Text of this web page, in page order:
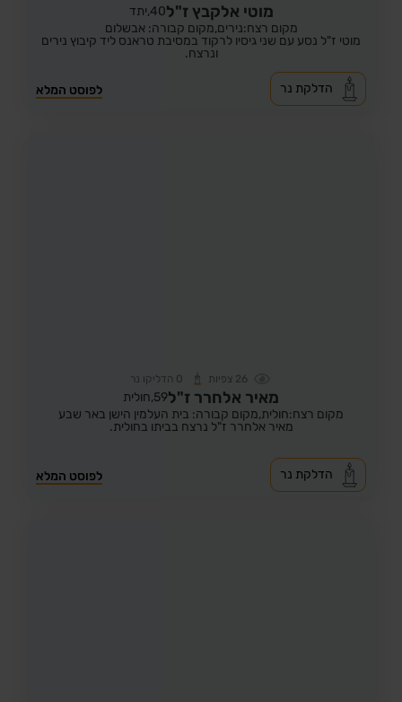
מוטי אלקבץ ז"ל40, יתד
מקום רצח:נירים,מקום קבורה: אבשלום
מוטי ז"ל נסע עם שני גיסיו לרקוד במסיבת טראנס ליד קיבוץ נירים
ונרצח.
לפוסט המלא הדלקת נר
26 צפיות 0 הדליקו נר
מאיר אלחרר ז"ל59, חולית
מקום רצח:חולית,מקום קבורה: בית העלמין הישן באר שבע
מאיר אלחרר ז"ל נרצח בביתו בחולית.
לפוסט המלא הדלקת נר